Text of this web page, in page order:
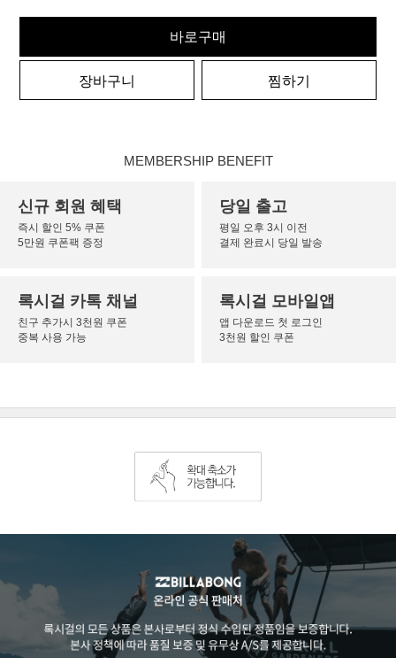
바로구매
장바구니 찜하기
MEMBERSHIP BENEFIT
신규 회원 혜택
즉시 할인 5% 쿠폰
5만원 쿠폰팩 증정
당일 출고
평일 오후 3시 이전
결제 완료시 당일 발송
록시걸 카톡 채널
친구 추가시 3천원 쿠폰
중복 사용 가능
록시걸 모바일앱
앱 다운로드 첫 로그인
3천원 할인 쿠폰